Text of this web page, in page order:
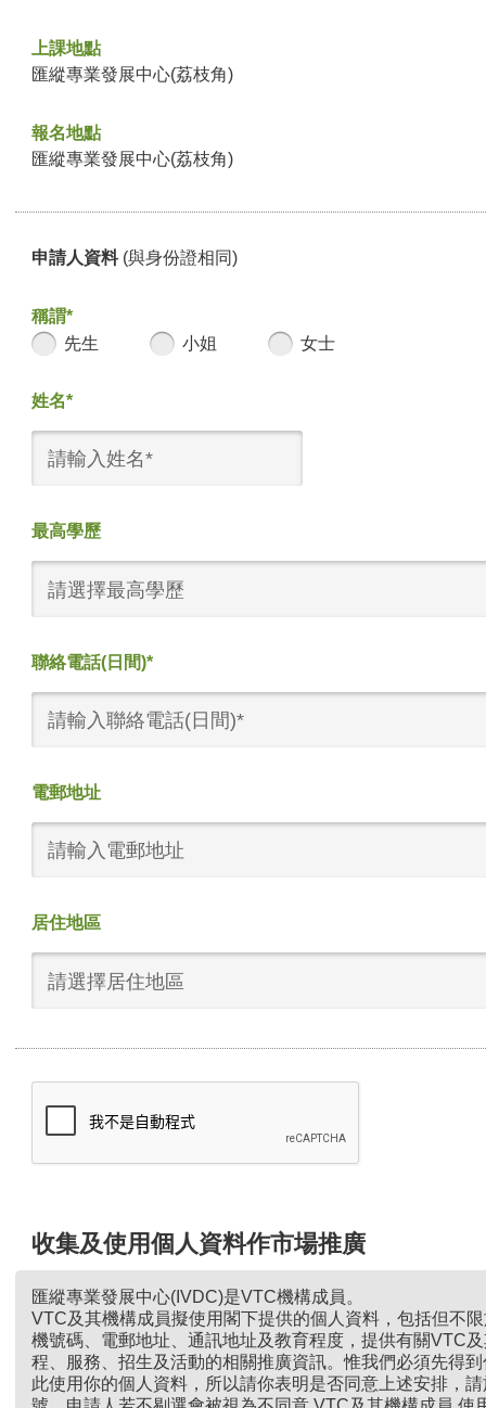
上課地點
匯縱專業發展中心(荔枝角)
報名地點
匯縱專業發展中心(荔枝角)
申請人資料 (與身份證相同)
稱謂*
先生
小姐 女士
姓名*
最高學歷
請選擇最高學歷
聯絡電話(日間)*
電郵地址
居住地區
請選擇居住地區
收集及使用個人資料作市場推廣
匯縱專業發展中心(IVDC)是VTC機構成員。
VTC及其機構成員擬使用閣下提供的個人資料，包括但不
機號碼、電郵地址、通訊地址及教育程度，提供有關VTC
程、服務、招生及活動的相關推廣資訊。惟我們必須先得
此使用你的個人資料，所以請你表明是否同意上述安排，